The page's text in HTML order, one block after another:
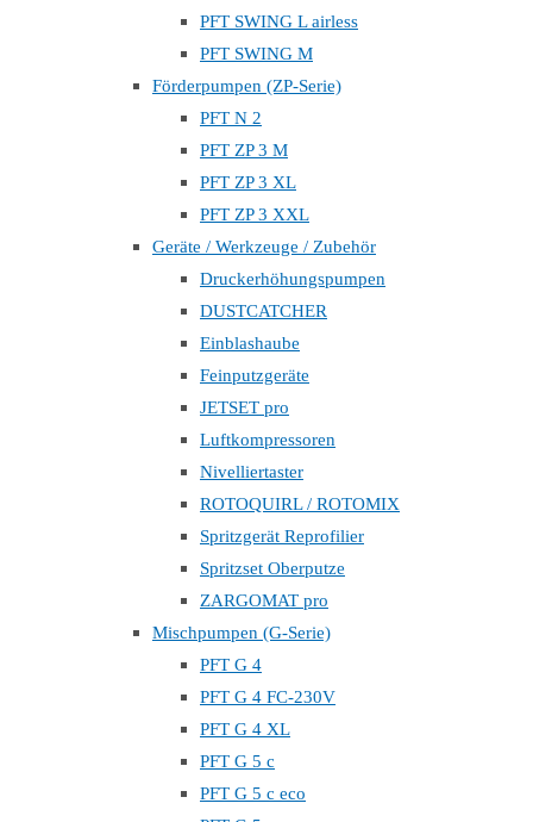
PFT SWING L airless
PFT SWING M
Förderpumpen (ZP-Serie)
PFT N 2
PFT ZP 3 M
PFT ZP 3 XL
PFT ZP 3 XXL
Geräte / Werkzeuge / Zubehör
Druckerhöhungspumpen
DUSTCATCHER
Einblashaube
Feinputzgeräte
JETSET pro
Luftkompressoren
Nivelliertaster
ROTOQUIRL / ROTOMIX
Spritzgerät Reprofilier
Spritzset Oberputze
ZARGOMAT pro
Mischpumpen (G-Serie)
PFT G 4
PFT G 4 FC-230V
PFT G 4 XL
PFT G 5 c
PFT G 5 c eco